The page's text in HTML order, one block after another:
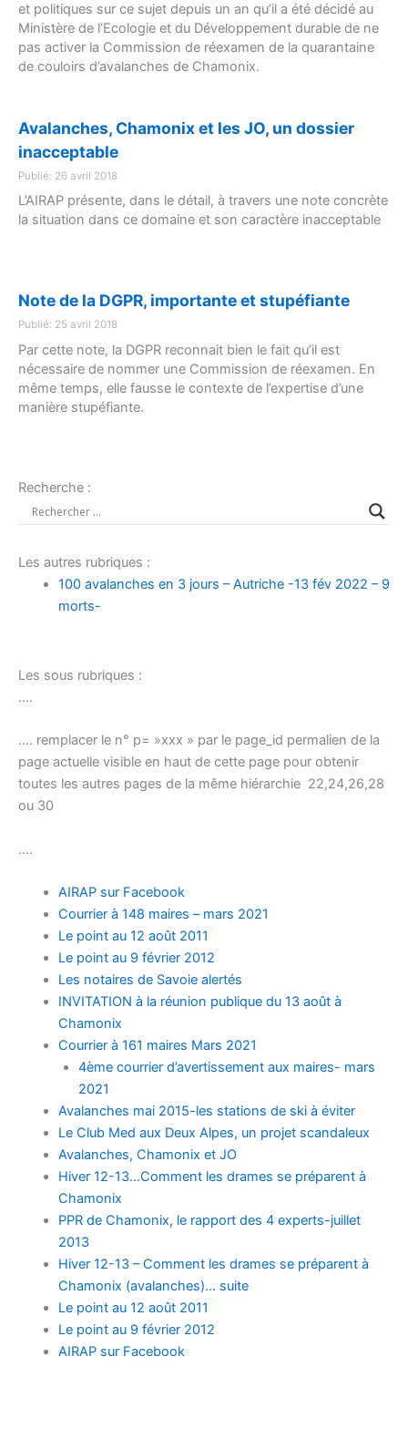
et politiques sur ce sujet depuis un an qu’il a été décidé au
Ministère de l’Ecologie et du Développement durable de ne
pas activer la Commission de réexamen de la quarantaine
de couloirs d’avalanches de Chamonix.
Avalanches, Chamonix et les JO, un dossier
inacceptable
Publié: 26 avril 2018
L’AIRAP présente, dans le détail, à travers une note concrète
la situation dans ce domaine et son caractère inacceptable
Note de la DGPR, importante et stupéfiante
Publié: 25 avril 2018
Par cette note, la DGPR reconnait bien le fait qu’il est
nécessaire de nommer une Commission de réexamen. En
même temps, elle fausse le contexte de l’expertise d’une
manière stupéfiante.
Recherche :
Les autres rubriques :
100 avalanches en 3 jours – Autriche -13 fév 2022 – 9
morts-
Les sous rubriques :
….
…. remplacer le n° p= »xxx » par le page_id permalien de la
page actuelle visible en haut de cette page pour obtenir
toutes les autres pages de la même hiérarchie 22,24,26,28
ou 30
….
AIRAP sur Facebook
Courrier à 148 maires – mars 2021
Le point au 12 août 2011
Le point au 9 février 2012
Les notaires de Savoie alertés
INVITATION à la réunion publique du 13 août à
Chamonix
Courrier à 161 maires Mars 2021
4ème courrier d’avertissement aux maires- mars
2021
Avalanches mai 2015-les stations de ski à éviter
Le Club Med aux Deux Alpes, un projet scandaleux
Avalanches, Chamonix et JO
Hiver 12-13…Comment les drames se préparent à
Chamonix
PPR de Chamonix, le rapport des 4 experts-juillet
2013
Hiver 12-13 – Comment les drames se préparent à
Chamonix (avalanches)… suite
Le point au 12 août 2011
Le point au 9 février 2012
AIRAP sur Facebook